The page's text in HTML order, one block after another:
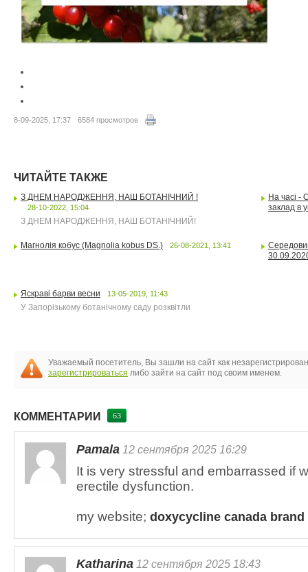
8-09-2025, 17:37 6584 просмотров
ЧИТАЙТЕ ТАКЖЕ
З ДНЕМ НАРОДЖЕННЯ, НАШ БОТАНІЧНИЙ !
28-10-2022, 15:04
З ДНЕМ НАРОДЖЕННЯ, НАШ БОТАНІЧНИЙ!
На часі -
заклад в
Магнолія кобус (Magnolia kobus DS.) 26-08-2021, 13:41
Яскраві барви весни 13-05-2019, 11:43
У Запорізькому ботанічному саду розквітли
Уважаемый посетитель, Вы зашли на сайт как
зарегистрироваться либо зайти на сайт под своим именем.
КОММЕНТАРИИ 63
Pamala 12 сентября 2025 16:29
It is very stressful and embarrassed if
erectile dysfunction.
my website; doxycycline canada brand
Katharina 12 сентября 2025 18:43